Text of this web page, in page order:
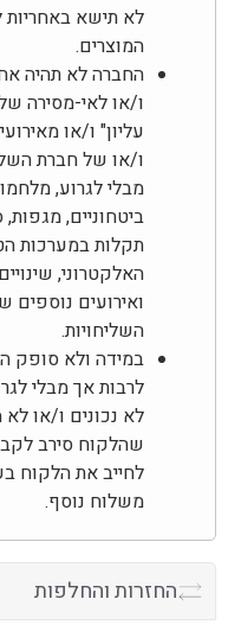
החזרות והחלפות
לא תישא
המוצרים.
החברה לא תהיה
ו/או לאי-מסירה
עליון" ו/או
ו/או של חברת
מבלי לגרוע,
ביטחוניים,
תקלות במערכות
האלקטרוני,
ואירועים
השליחויות.
במידה ולא סופק
לרבות אך מבלי
לא נכונים ו/או
שהלקוח סירב
לחייב את הלקוח
משלוח נוסף.